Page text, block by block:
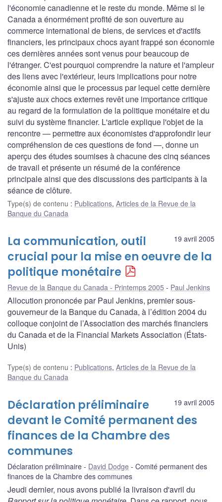
l'économie canadienne et le reste du monde. Même si le
Canada a énormément profité de son ouverture au
commerce international de biens, de services et d'actifs
financiers, les principaux chocs ayant frappé son économie
ces dernières années sont venus pour beaucoup de
l'étranger. C'est pourquoi comprendre la nature et l'ampleur
des liens avec l'extérieur, leurs implications pour notre
économie ainsi que le processus par lequel cette dernière
s'ajuste aux chocs externes revêt une importance critique
au regard de la formulation de la politique monétaire et du
suivi du système financier. L'article explique l'objet de la
rencontre — permettre aux économistes d'approfondir leur
compréhension de ces questions de fond —, donne un
aperçu des études soumises à chacune des cinq séances
de travail et présente un résumé de la conférence
principale ainsi que des discussions des participants à la
séance de clôture.
Type(s) de contenu : Publications, Articles de la Revue de la
Banque du Canada
19 avril 2005
La communication, outil
crucial pour la mise en oeuvre de la
politique monétaire
Revue de la Banque du Canada - Printemps 2005 Paul Jenkins
Allocution prononcée par Paul Jenkins, premier sous-
gouverneur de la Banque du Canada, à l’édition 2004 du
colloque conjoint de l’Association des marchés financiers
du Canada et de la Financial Markets Association (États-
Unis)
Type(s) de contenu : Publications, Articles de la Revue de la
Banque du Canada
19 avril 2005
Déclaration préliminaire
devant le Comité permanent des
finances de la Chambre des
communes
Déclaration préliminaire David Dodge
Comité permanent des
finances de la Chambre des communes
Jeudi dernier, nous avons publié la livraison d'avril du